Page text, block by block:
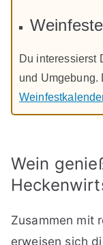
Du interessierst
und Umgebung.
Wein
Zusammen mit
erweisen sich